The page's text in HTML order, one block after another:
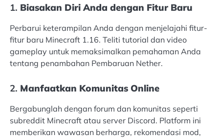
1. Biasakan Diri Anda dengan Fitur Baru
Perbarui keterampilan Anda dengan menjelajahi fitur-
fitur baru Minecraft 1.16. Teliti tutorial dan video
gameplay untuk memaksimalkan pemahaman Anda
tentang penambahan Pembaruan Nether.
2. Manfaatkan Komunitas Online
Bergabunglah dengan forum dan komunitas seperti
subreddit Minecraft atau server Discord. Platform ini
memberikan wawasan berharga, rekomendasi mod,